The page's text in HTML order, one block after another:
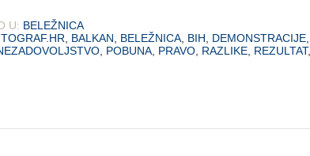
U: BELEŽNICA
BALKAN BELEŽNICA BIH DEMONSTRACIJE
POBUNA PRAVO RAZLIKE REZULTAT,